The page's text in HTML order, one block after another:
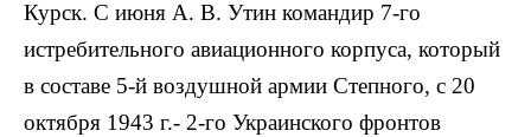
Курск. С июня А. В. Утин командир 7-го
истребительного авиационного корпуса, который
в составе 5-й воздушной армии Степного, с 20
октября 1943 г.- 2-го Украинского фронтов